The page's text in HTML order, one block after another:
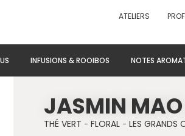
ATELIERS
INFUSIONS & ROOIBOS NOTES
JASMIN
THÉ VERT -FLORAL -LES GRANDS